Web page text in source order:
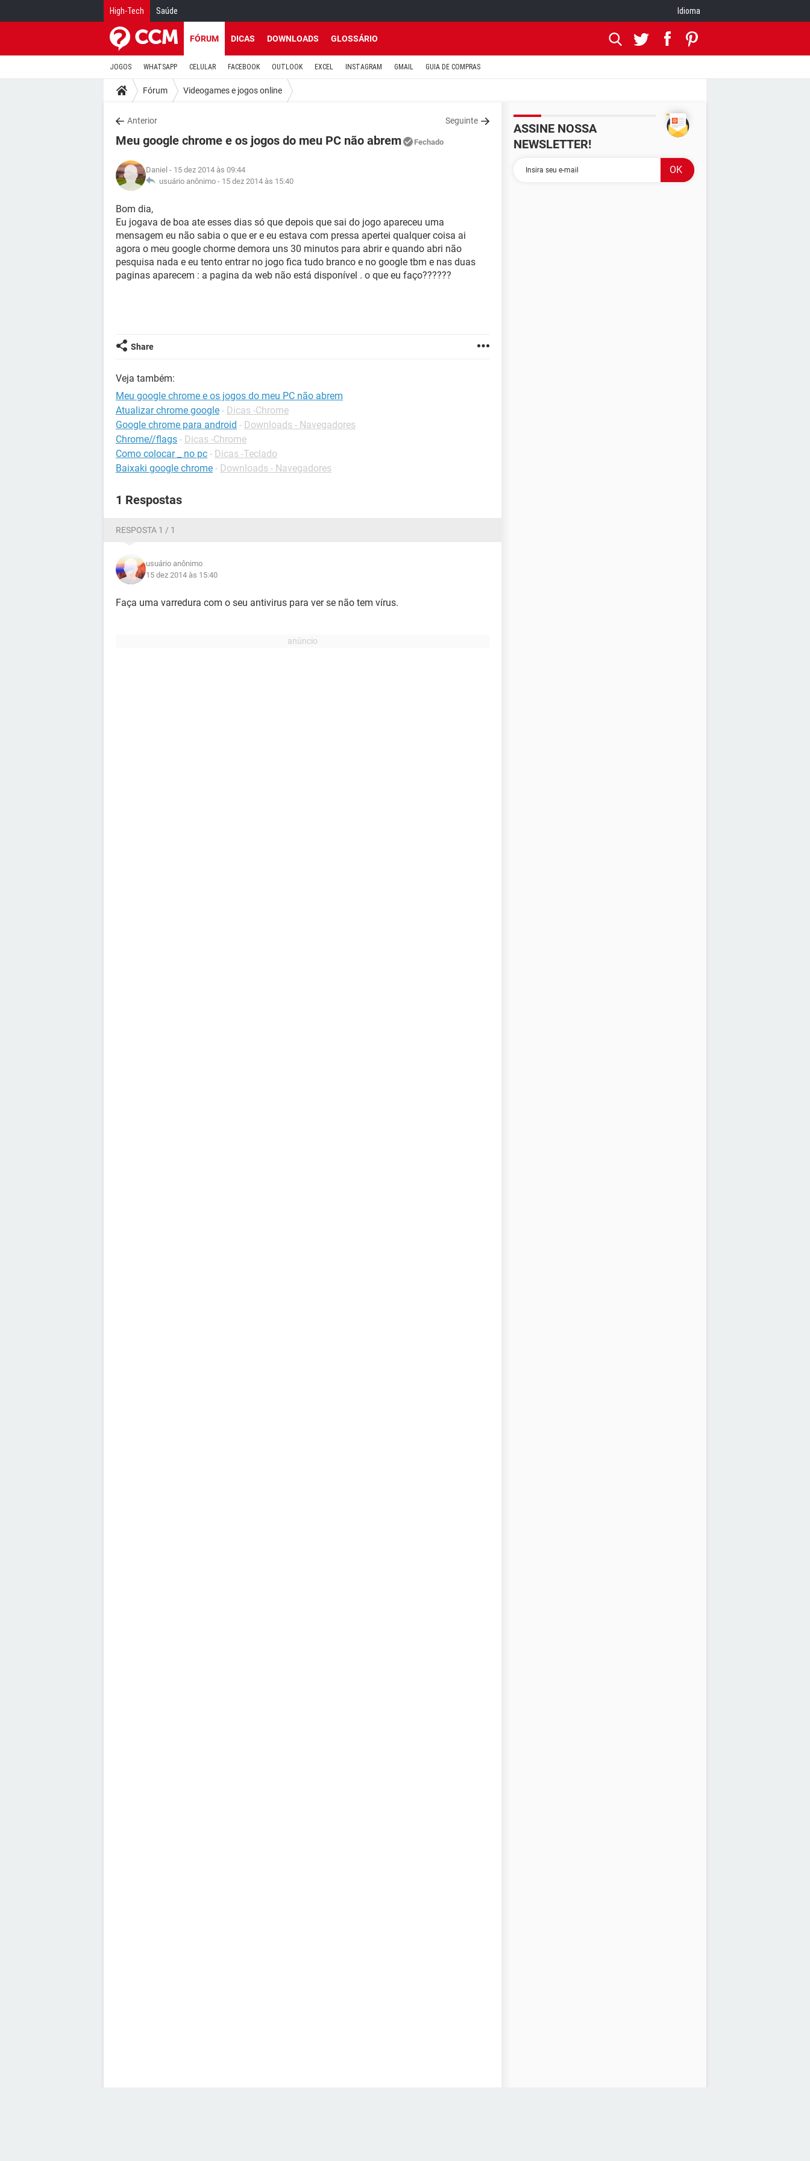
High-Tech Saúde Idioma
FÓRUM DICAS DOWNLOADS GLOSSÁRIO
JOGOS WHATSAPP CELULAR FACEBOOK OUTLOOK EXCEL INSTAGRAM GMAIL GUIA DE COMPRAS
Fórum Videogames e jogos online
Anterior Seguinte
Meu google chrome e os jogos do meu PC não abrem Fechado
Daniel - 15 dez 2014 às 09:44
usuário anônimo - 15 dez 2014 às 15:40
Bom dia,
Eu jogava de boa ate esses dias só que depois que sai do jogo apareceu uma
mensagem eu não sabia o que er e eu estava com pressa apertei qualquer coisa ai
agora o meu google chorme demora uns 30 minutos para abrir e quando abri não
pesquisa nada e eu tento entrar no jogo fica tudo branco e no google tbm e nas duas
paginas aparecem : a pagina da web não está disponível . o que eu faço??????
Share
Veja também:
Meu google chrome e os jogos do meu PC não abrem
Atualizar chrome google - Dicas -Chrome
Google chrome para android - Downloads - Navegadores
Chrome//flags - Dicas -Chrome
Como colocar _ no pc - Dicas -Teclado
Baixaki google chrome - Downloads - Navegadores
1 Respostas
RESPOSTA 1 / 1
usuário anônimo
15 dez 2014 às 15:40
Faça uma varredura com o seu antivirus para ver se não tem vírus.
ASSINE NOSSA
NEWSLETTER!